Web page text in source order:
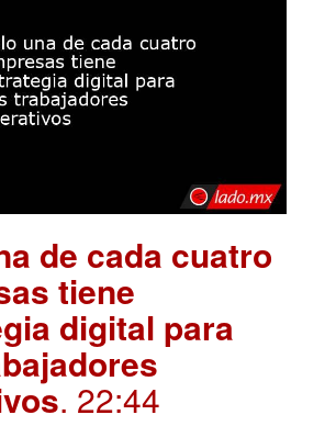
de cada cuatro
tiene
digital para
. 22:44